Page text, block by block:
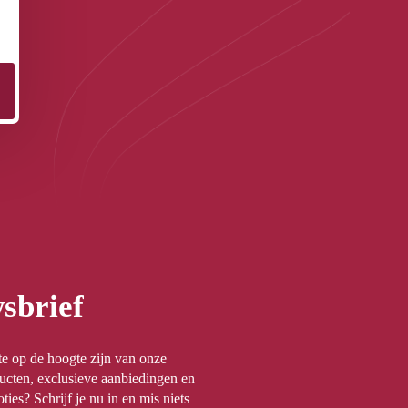
op de hoogte zijn van onze
exclusieve aanbiedingen en
Schrijf je nu in en mis niets